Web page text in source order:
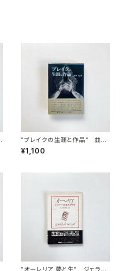
"ブレイクの生涯と作品" 並河
亮 著
¥1,100
"オーレリア 夢と生" ジェラー